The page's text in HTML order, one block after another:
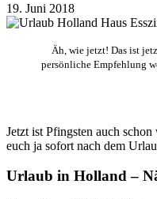
19. Juni 2018
Äh, wie jetzt! Das ist
persönliche Empfehlung
Jetzt ist Pfingsten auch
euch ja sofort nach dem
Urlaub in Holland –